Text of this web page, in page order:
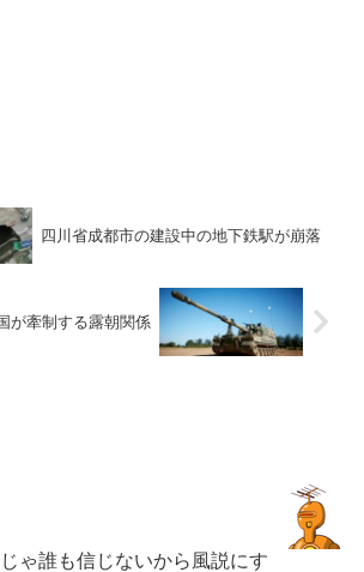
四川省成都市の建設中の地下鉄駅が崩落
が牽制する露朝関係
ゃ誰も信じないから風説にす